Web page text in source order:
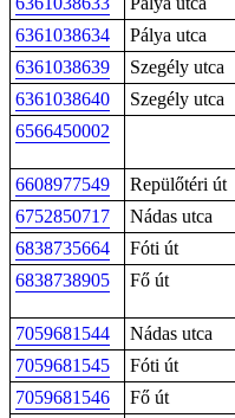
6361038634
Pálya utca
6361038639
Szegély utca
6361038640
Szegély utca
6566450002
6608977549 Repülőtéri út
6752850717
Nádas utca
6838735664
Fóti út
6838738905
Fő út
7059681544 Nádas utca
7059681545
Fóti út
7059681546
Fő út